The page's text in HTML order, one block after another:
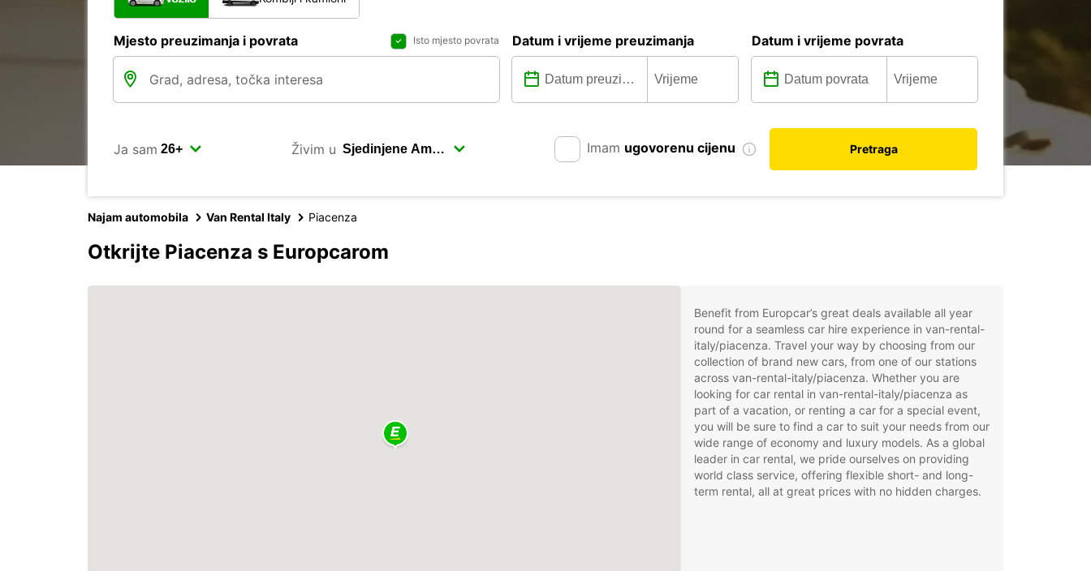
Mjesto preuzimanja i povrata Isto mjesto povrata Datum i vrijeme preuzimanja Datum i vrijeme povrata
Ja sam Živim u Imam ugovorenu cijenu Pretraga
Najam automobila Van Rental Italy Piacenza
Otkrijte Piacenza s Europcarom
Benefit from Europcar’s great deals available all year
round for a seamless car hire experience in van-rental-
italy/piacenza. Travel your way by choosing from our
collection of brand new cars, from one of our stations
across van-rental-italy/piacenza. Whether you are
looking for car rental in van-rental-italy/piacenza as
part of a vacation, or renting a car for a special event,
you will be sure to find a car to suit your needs from our
wide range of economy and luxury models. As a global
leader in car rental, we pride ourselves on providing
world class service, offering flexible short- and long-
term rental, all at great prices with no hidden charges.